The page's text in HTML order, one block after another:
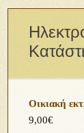
Οικιακή
9,00€